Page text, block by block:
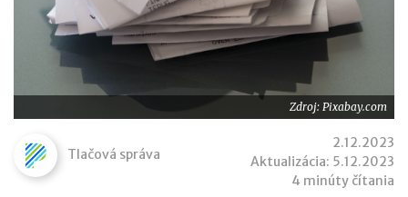
Zdroj: Pixabay.com
Tlačová správa
2.12.2023
Aktualizácia: 5.12.2023
4 minúty čítania